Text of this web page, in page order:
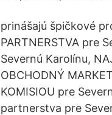
prinášajú špičkové
PARTNERSTVA pre
Severnú Karolínu,
OBCHODNÝ
KOMISIOU pre
partnerstva pre